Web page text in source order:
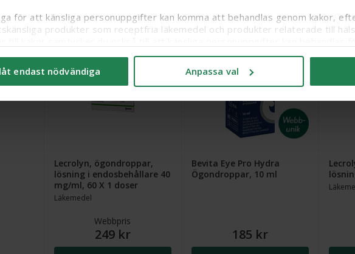
för att känsliga personuppgifter kan komma att behandlas genom kakor,
produkter som receptfria läkemedel och produkter relaterade till
dra tillbaka ditt samtycke och läsa mer om vilka kakor vi använder under
.
endast nödvändiga Anpassa val
Köp
Lecrolyn, ögondroppar,
lösning i endosbehållare 40
mg/ml, 60 X 1 doser
Läkemedel
Webbpris
249 kr
Bevita Eye Pro Hydra
Ögondroppar, 10 ml
185 kr